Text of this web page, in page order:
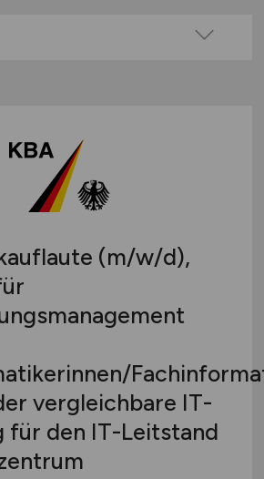
/ Minijob
Trainee
Werkstudenten(m/w/d),
vergleichbare IT-
für den IT-Leitstand